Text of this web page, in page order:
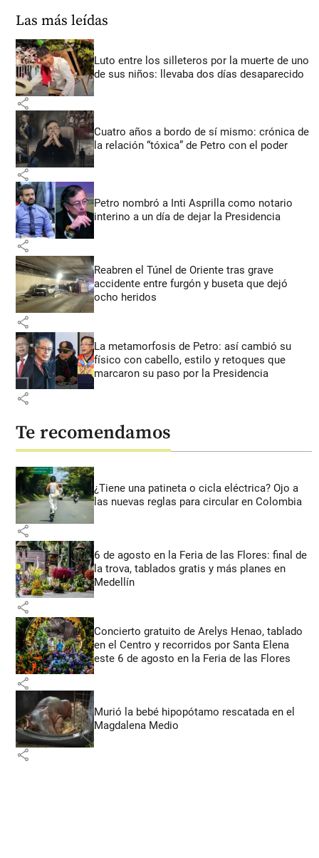
Las más leídas
Luto entre los silleteros por la muerte de uno
de sus niños: llevaba dos días desaparecido
share
Cuatro años a bordo de sí mismo: crónica de
la relación “tóxica” de Petro con el poder
share
Petro nombró a Inti Asprilla como notario
interino a un día de dejar la Presidencia
share
Reabren el Túnel de Oriente tras grave
accidente entre furgón y buseta que dejó
ocho heridos
share
La metamorfosis de Petro: así cambió su
físico con cabello, estilo y retoques que
marcaron su paso por la Presidencia
share
Te recomendamos
¿Tiene una patineta o cicla eléctrica? Ojo a
las nuevas reglas para circular en Colombia
share
6 de agosto en la Feria de las Flores: final de
la trova, tablados gratis y más planes en
Medellín
share
Concierto gratuito de Arelys Henao, tablado
en el Centro y recorridos por Santa Elena
este 6 de agosto en la Feria de las Flores
share
Murió la bebé hipopótamo rescatada en el
Magdalena Medio
share